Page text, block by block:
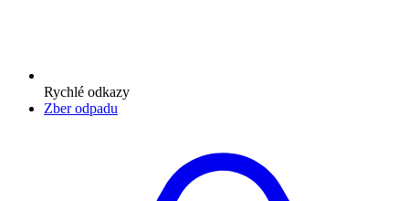
Rychlé odkazy
Zber odpadu